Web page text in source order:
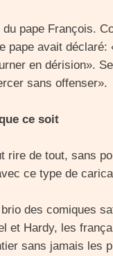
pape François.
avait déclaré:
en dérision».
sans offenser».
ce soit
rire de tout, sans
ce type de
des comiques
et Hardy, les
sans jamais les